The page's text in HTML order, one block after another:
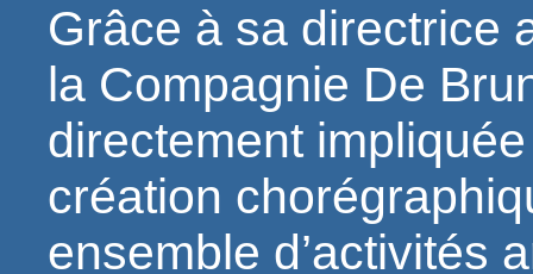
Grâce à sa directrice
la Compagnie De
directement
création
ensemble d’activités